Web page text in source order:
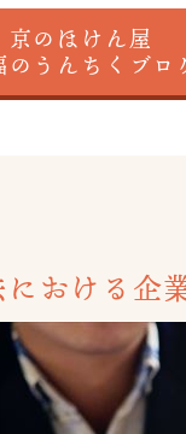
京のほけん屋
のうんちくブロ
おける企